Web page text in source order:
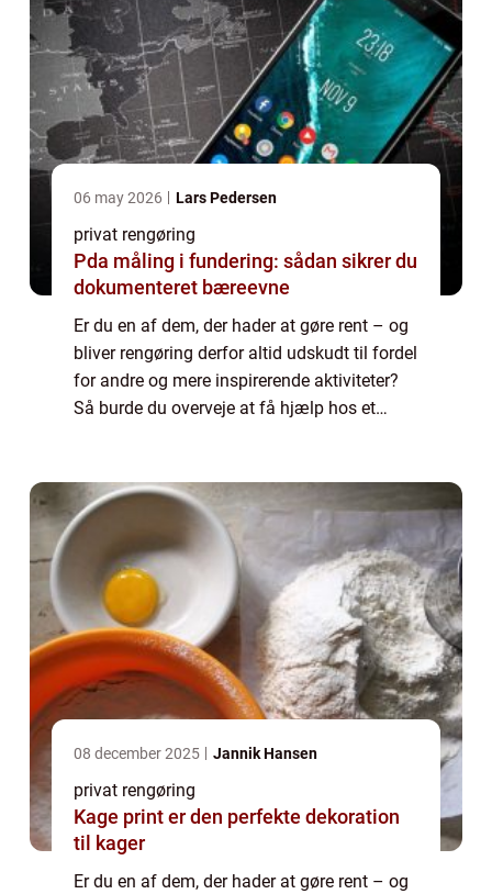
06 may 2026 Lars Pedersen
privat rengøring
Pda måling i fundering: sådan sikrer du
dokumenteret bæreevne
Er du en af dem, der hader at gøre rent – og
bliver rengøring derfor altid udskudt til fordel
for andre og mere inspirerende aktiviteter?
Så burde du overveje at få hjælp hos et
08 december 2025 Jannik Hansen
privat rengøring
Kage print er den perfekte dekoration
til kager
Er du en af dem, der hader at gøre rent – og